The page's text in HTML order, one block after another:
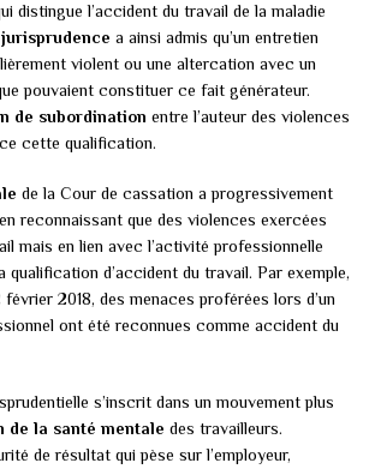
distingue l’accident du travail de la maladie
jurisprudence a ainsi admis qu’un entretien
violent ou une altercation avec un
pouvaient constituer ce fait générateur.
de subordination entre l’auteur des violences
cette qualification.
de la Cour de cassation a progressivement
reconnaissant que des violences exercées
mais en lien avec l’activité professionnelle
qualification d’accident du travail. Par exemple,
2018, des menaces proférées lors d’un
ont été reconnues comme accident du
s’inscrit dans un mouvement plus
de la santé mentale des travailleurs.
de résultat qui pèse sur l’employeur,